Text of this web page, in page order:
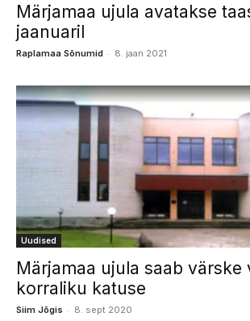
Märjamaa ujula avatakse
jaanuaril
Raplamaa Sõnumid - 8. jaan 2021
Uudised
Märjamaa ujula saab värske
korraliku katuse
Siim Jõgis - 8. sept 2020